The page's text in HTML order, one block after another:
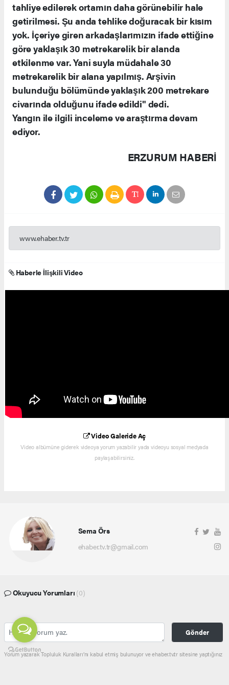
tahliye edilerek ortamın daha görünebilir hale
getirilmesi. Şu anda tehlike doğuracak bir kısım
yok. İçeriye giren arkadaşlarımızın ifade ettiğine
göre yaklaşık 30 metrekarelik bir alanda
etkilenme var. Yani suyla müdahale 30
metrekarelik bir alana yapılmış. Arşivin
bulunduğu bölümünde yaklaşık 200 metrekare
civarında olduğunu ifade edildi" dedi.
Yangın ile ilgili inceleme ve araştırma devam
ediyor.
ERZURUM HABERİ
www.ehaber.tv.tr
Haberle İlişkili Video
Video Galeride Aç
Video albümüne giderek videoya yorum yazabilir yada videoyu sosyal medyada
paylaşabilirsiniz.
Sema Örs
ehaber.tv.tr@gmail.com
Okuyucu Yorumları (0)
Gönder
Yorum yazarak Topluluk Kuralları’nı kabul etmiş bulunuyor ve ehaber.tv.tr sitesine yaptığınız